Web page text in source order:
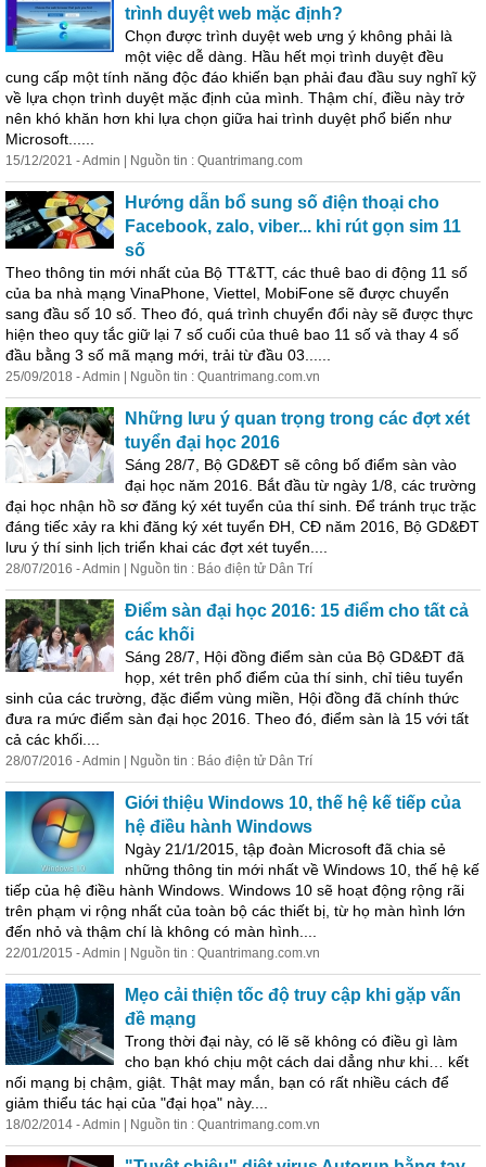
trình duyệt web mặc định?
Chọn được trình duyệt web ưng ý không phải là
một việc dễ dàng. Hầu hết mọi trình duyệt đều
cung cấp một tính năng độc đáo khiến bạn phải đau đầu suy nghĩ kỹ
về lựa chọn trình duyệt mặc định của mình. Thậm chí, điều này trở
nên khó khăn hơn khi lựa chọn giữa hai trình duyệt phổ biến như
Microsoft......
15/12/2021 - Admin | Nguồn tin : Quantrimang.com
Hướng dẫn bổ sung số điện thoại cho
Facebook, zalo, viber... khi rút gọn sim 11
số
Theo thông tin mới nhất của Bộ TT&TT, các thuê bao di động 11 số
của ba nhà mạng VinaPhone, Viettel, MobiFone sẽ được chuyển
sang đầu số 10 số. Theo đó, quá trình chuyển đổi này sẽ được thực
hiện theo quy tắc giữ lại 7 số cuối của thuê bao 11 số và thay 4 số
đầu bằng 3 số mã mạng mới, trải từ đầu 03......
25/09/2018 - Admin | Nguồn tin : Quantrimang.com.vn
Những lưu ý quan trọng trong các đợt xét
tuyển đại học 2016
Sáng 28/7, Bộ GD&ĐT sẽ công bố điểm sàn vào
đại học năm 2016. Bắt đầu từ ngày 1/8, các trường
đại học nhận hồ sơ đăng ký xét tuyển của thí sinh. Để tránh trục trặc
đáng tiếc xảy ra khi đăng ký xét tuyển ĐH, CĐ năm 2016, Bộ GD&ĐT
lưu ý thí sinh lịch triển khai các đợt xét tuyển....
28/07/2016 - Admin | Nguồn tin : Báo điện tử Dân Trí
Điểm sàn đại học 2016: 15 điểm cho tất cả
các khối
Sáng 28/7, Hội đồng điểm sàn của Bộ GD&ĐT đã
họp, xét trên phổ điểm của thí sinh, chỉ tiêu tuyển
sinh của các trường, đặc điểm vùng miền, Hội đồng đã chính thức
đưa ra mức điểm sàn đại học 2016. Theo đó, điểm sàn là 15 với tất
cả các khối....
28/07/2016 - Admin | Nguồn tin : Báo điện tử Dân Trí
Giới thiệu Windows 10, thế hệ kế tiếp của
hệ điều hành Windows
Ngày 21/1/2015, tập đoàn Microsoft đã chia sẻ
những thông tin mới nhất về Windows 10, thế hệ kế
tiếp của hệ điều hành Windows. Windows 10 sẽ hoạt động rộng rãi
trên phạm vi rộng nhất của toàn bộ các thiết bị, từ họ màn hình lớn
đến nhỏ và thậm chí là không có màn hình....
22/01/2015 - Admin | Nguồn tin : Quantrimang.com.vn
Mẹo cải thiện tốc độ truy cập khi gặp vấn
đề mạng
Trong thời đại này, có lẽ sẽ không có điều gì làm
cho bạn khó chịu một cách dai dẳng như khi… kết
nối mạng bị chậm, giật. Thật may mắn, bạn có rất nhiều cách để
giảm thiểu tác hại của "đại họa" này....
18/02/2014 - Admin | Nguồn tin : Quantrimang.com.vn